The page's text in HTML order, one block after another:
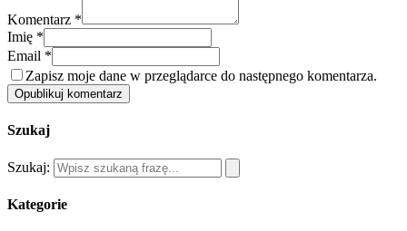
Komentarz *
Imię *
Email *
Zapisz moje dane w przeglądarce do następnego komentarza.
Opublikuj komentarz
Szukaj
Szukaj:
Kategorie